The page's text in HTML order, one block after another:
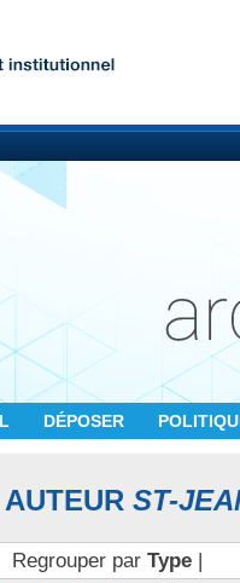
DÉPOSER
ST-
Regrouper par Type|